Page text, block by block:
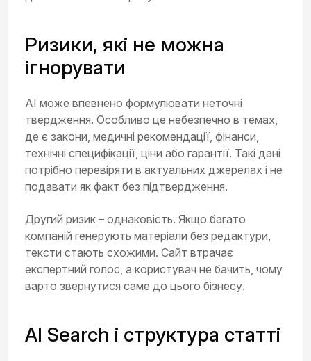
Ризики, які не можна
ігнорувати
AI може впевнено формулювати неточні
твердження. Особливо це небезпечно в темах,
де є закони, медичні рекомендації, фінанси,
технічні специфікації, ціни або гарантії. Такі дані
потрібно перевіряти в актуальних джерелах і не
подавати як факт без підтвердження.
Другий ризик – однаковість. Якщо багато
компаній генерують матеріали без редактури,
тексти стають схожими. Сайт втрачає
експертний голос, а користувач не бачить, чому
варто звернутися саме до цього бізнесу.
AI Search і структура статті